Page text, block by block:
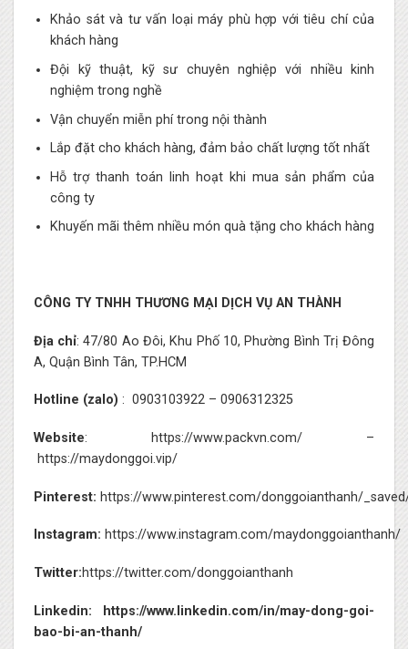
Khảo sát và tư vấn loại máy phù hợp với tiêu chí của
khách hàng
Đội kỹ thuật, kỹ sư chuyên nghiệp với nhiều kinh
nghiệm trong nghề
Vận chuyển miễn phí trong nội thành
Lắp đặt cho khách hàng, đảm bảo chất lượng tốt nhất
Hỗ trợ thanh toán linh hoạt khi mua sản phẩm của
công ty
Khuyến mãi thêm nhiều món quà tặng cho khách hàng
CÔNG TY TNHH THƯƠNG MẠI DỊCH VỤ AN THÀNH
Địa chỉ: 47/80 Ao Đôi, Khu Phố 10, Phường Bình Trị Đông
A, Quận Bình Tân, TP.HCM
Hotline (zalo) : 0903103922– 0906312325
Website: https://www.packvn.com/ –
https://maydonggoi.vip/
Pinterest: https://www.pinterest.com/donggoianthanh/
Instagram: https://www.instagram.com/maydonggoianthanh/
Twitter:https://twitter.com/donggoianthanh
Linkedin:
https://www.linkedin.com/in/may-dong-goi-
bao-bi-an-thanh/